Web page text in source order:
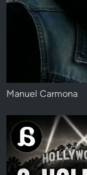
Manuel Carmona